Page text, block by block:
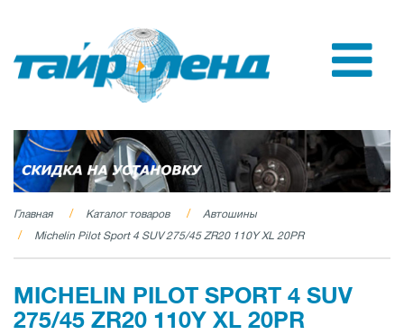
Главная Каталог товаров
Автошины
Michelin Pilot Sport 4 SUV 275/45 ZR20 110Y XL 20PR
MICHELIN PILOT SPORT 4 SUV
275/45 ZR20 110Y XL 20PR